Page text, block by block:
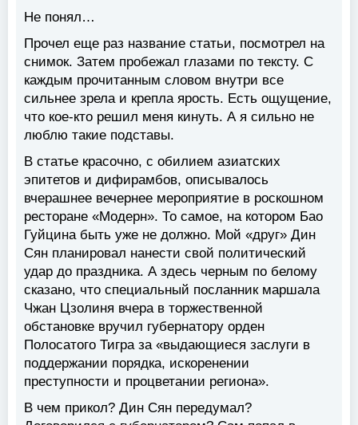
Не понял…
Прочел еще раз название статьи, посмотрел на
снимок. Затем пробежал глазами по тексту. С
каждым прочитанным словом внутри все
сильнее зрела и крепла ярость. Есть ощущение,
что кое-кто решил меня кинуть. А я сильно не
люблю такие подставы.
В статье красочно, с обилием азиатских
эпитетов и дифирамбов, описывалось
вчерашнее вечернее мероприятие в роскошном
ресторане «Модерн». То самое, на котором Бао
Гуйцина быть уже не должно. Мой «друг» Дин
Сян планировал нанести свой политический
удар до праздника. А здесь черным по белому
сказано, что специальный посланник маршала
Чжан Цзолиня вчера в торжественной
обстановке вручил губернатору орден
Полосатого Тигра за «выдающиеся заслуги в
поддержании порядка, искоренении
преступности и процветании региона».
В чем прикол? Дин Сян передумал?